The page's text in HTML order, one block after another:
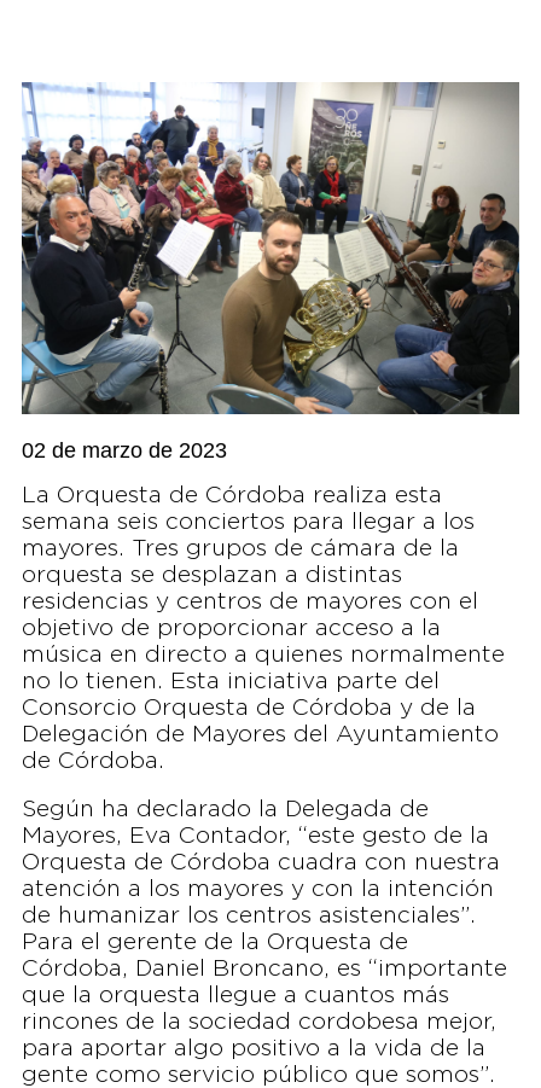
02 de marzo de 2023
La Orquesta de Córdoba realiza esta
semana seis conciertos para llegar a los
mayores. Tres grupos de cámara de la
orquesta se desplazan a distintas
residencias y centros de mayores con el
objetivo de proporcionar acceso a la
música en directo a quienes normalmente
no lo tienen. Esta iniciativa parte del
Consorcio Orquesta de Córdoba y de la
Delegación de Mayores del Ayuntamiento
de Córdoba.
Según ha declarado la Delegada de
Mayores, Eva Contador, “este gesto de la
Orquesta de Córdoba cuadra con nuestra
atención a los mayores y con la intención
de humanizar los centros asistenciales”.
Para el gerente de la Orquesta de
Córdoba, Daniel Broncano, es “importante
que la orquesta llegue a cuantos más
rincones de la sociedad cordobesa mejor,
para aportar algo positivo a la vida de la
gente como servicio público que somos”.